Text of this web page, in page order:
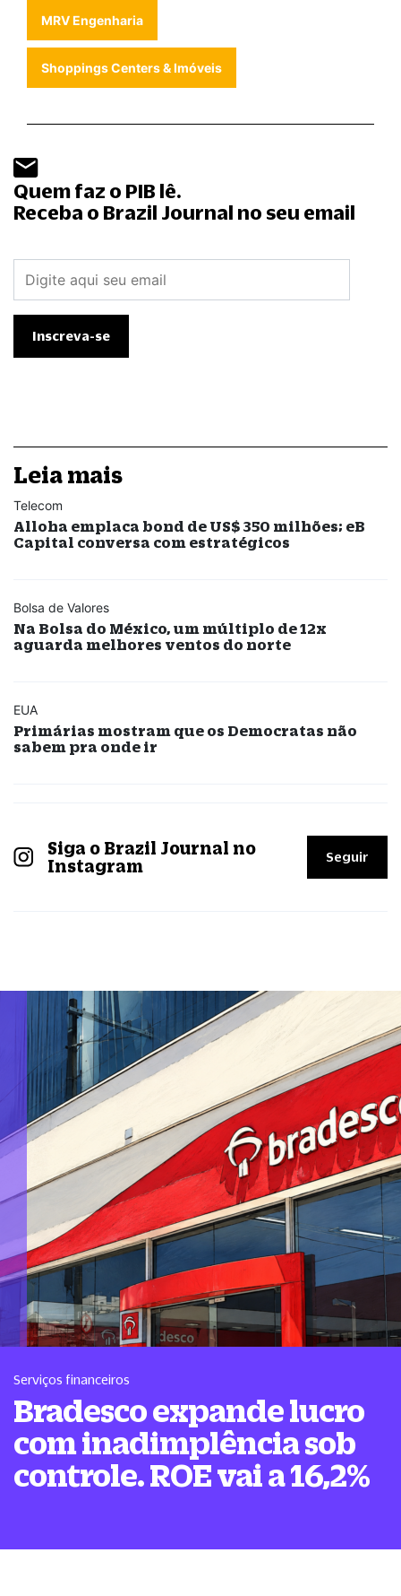
MRV Engenharia
Shoppings Centers & Imóveis
Quem faz o PIB lê.
Receba o Brazil Journal no seu email
Leia mais
Telecom
Alloha emplaca bond de US$ 350 milhões; eB
Capital conversa com estratégicos
Bolsa de Valores
Na Bolsa do México, um múltiplo de 12x
aguarda melhores ventos do norte
EUA
Primárias mostram que os Democratas não
sabem pra onde ir
Siga o Brazil Journal no
Instagram
Seguir
Serviços financeiros
Bradesco expande lucro
com inadimplência sob
controle. ROE vai a 16,2%